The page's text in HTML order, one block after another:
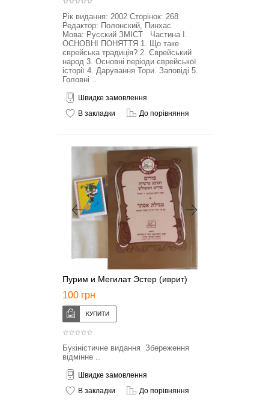
Рік видання: 2002 Сторінок: 268
Редактор: Полонский, Пинхас
Мова: Русский ЗМІСТ Частина I.
ОСНОВНІ ПОНЯТТЯ 1. Що таке
єврейська традиція? 2. Єврейський
народ 3. Основні періоди єврейської
історії 4. Дарування Тори. Заповіді 5.
Головні ..
Швидке замовлення
В закладки
До порівняння
Пурим и Мегилат Эстер (иврит)
100 грн
Букіністичне видання Збереження
відмінне ..
Швидке замовлення
В закладки
До порівняння